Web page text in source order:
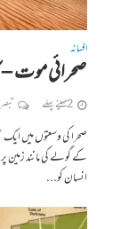
افسانہ
صحرائی موت
2 مہینے پہلے
صحرا کی وسعتوں میں
کے گولے کی مانند زمین
انسان کو...